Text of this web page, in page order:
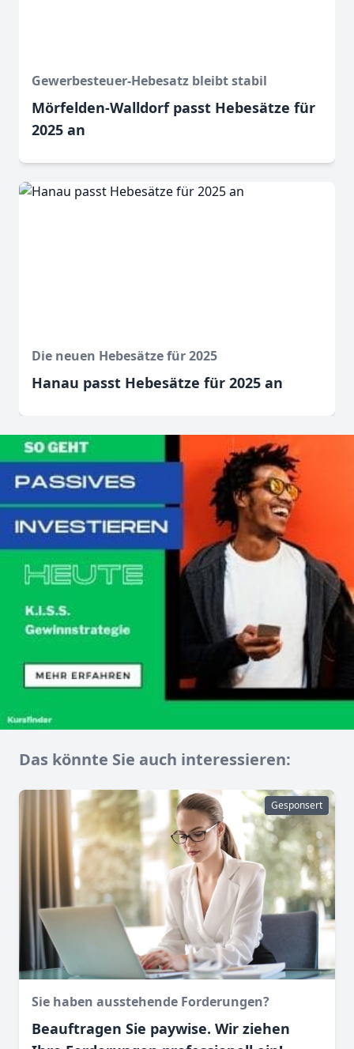
Gewerbesteuer-Hebesatz bleibt stabil
Mörfelden-Walldorf passt Hebesätze für
2025 an
Die neuen Hebesätze für 2025
Hanau passt Hebesätze für 2025 an
Das könnte Sie auch interessieren:
Gesponsert
Sie haben ausstehende Forderungen?
Beauftragen Sie paywise. Wir ziehen